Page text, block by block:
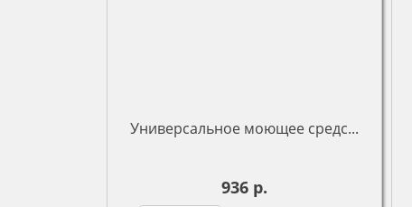
Универсальное моющее средс...
936 р.